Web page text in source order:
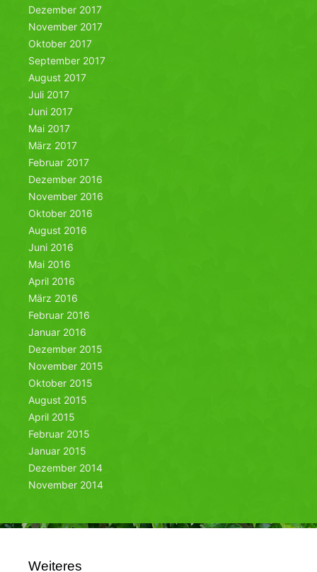
Dezember 2017
November 2017
Oktober 2017
September 2017
August 2017
Juli 2017
Juni 2017
Mai 2017
März 2017
Februar 2017
Dezember 2016
November 2016
Oktober 2016
August 2016
Juni 2016
Mai 2016
April 2016
März 2016
Februar 2016
Januar 2016
Dezember 2015
November 2015
Oktober 2015
August 2015
April 2015
Februar 2015
Januar 2015
Dezember 2014
November 2014
Weiteres